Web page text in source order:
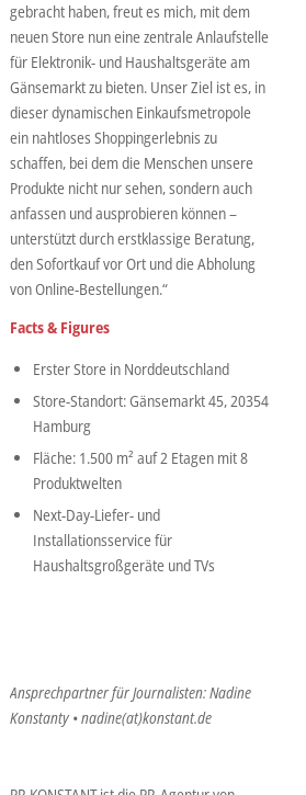
gebracht haben, freut es mich, mit dem
neuen Store nun eine zentrale Anlaufstelle
für Elektronik- und Haushaltsgeräte am
Gänsemarkt zu bieten. Unser Ziel ist es, in
dieser dynamischen Einkaufsmetropole
ein nahtloses Shoppingerlebnis zu
schaffen, bei dem die Menschen unsere
Produkte nicht nur sehen, sondern auch
anfassen und ausprobieren können –
unterstützt durch erstklassige Beratung,
den Sofortkauf vor Ort und die Abholung
von Online-Bestellungen.“
Facts & Figures
Erster Store in Norddeutschland
Store-Standort: Gänsemarkt 45, 20354
Hamburg
Fläche: 1.500 m² auf 2 Etagen mit 8
Produktwelten
Next-Day-Liefer- und
Installationsservice für
Haushaltsgroßgeräte und TVs
Ansprechpartner für Journalisten: Nadine
Konstanty • nadine(at)konstant.de